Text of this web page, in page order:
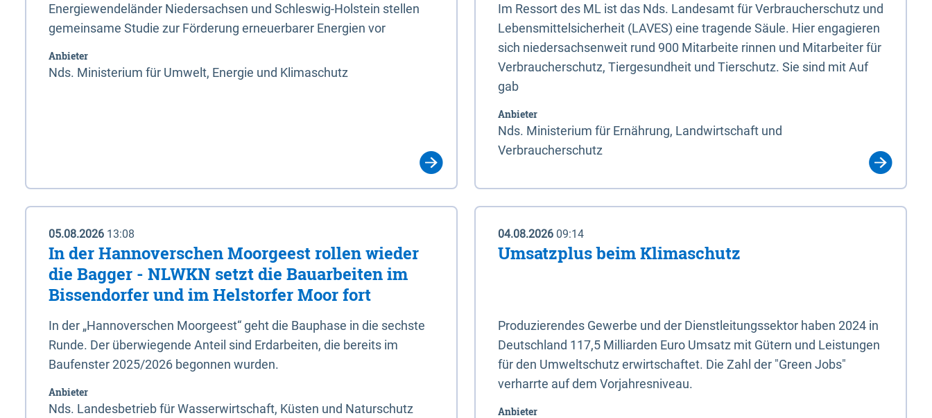
Energiewendeländer Niedersachsen und Schleswig-Holstein stellen
gemeinsame Studie zur Förderung erneuerbarer Energien vor
Anbieter
Nds. Ministerium für Umwelt, Energie und Klimaschutz
Im Ressort des ML ist das Nds. Landesamt für Verbraucherschutz und
Lebensmittelsicherheit (LAVES) eine tragende Säule. Hier engagieren
sich niedersachsenweit rund 900 Mitarbeite rinnen und Mitarbeiter für
Verbraucherschutz, Tiergesundheit und Tierschutz. Sie sind mit Auf
gab
Anbieter
Nds. Ministerium für Ernährung, Landwirtschaft und
Verbraucherschutz
05.08.2026 13:08
In der Hannoverschen Moorgeest rollen wieder
die Bagger - NLWKN setzt die Bauarbeiten im
Bissendorfer und im Helstorfer Moor fort
In der „Hannoverschen Moorgeest“ geht die Bauphase in die sechste
Runde. Der überwiegende Anteil sind Erdarbeiten, die bereits im
Baufenster 2025/2026 begonnen wurden.
Anbieter
Nds. Landesbetrieb für Wasserwirtschaft, Küsten und Naturschutz
04.08.2026 09:14
Umsatzplus beim Klimaschutz
Produzierendes Gewerbe und der Dienstleitungssektor haben 2024 in
Deutschland 117,5 Milliarden Euro Umsatz mit Gütern und Leistungen
für den Umweltschutz erwirtschaftet. Die Zahl der "Green Jobs"
verharrte auf dem Vorjahresniveau.
Anbieter